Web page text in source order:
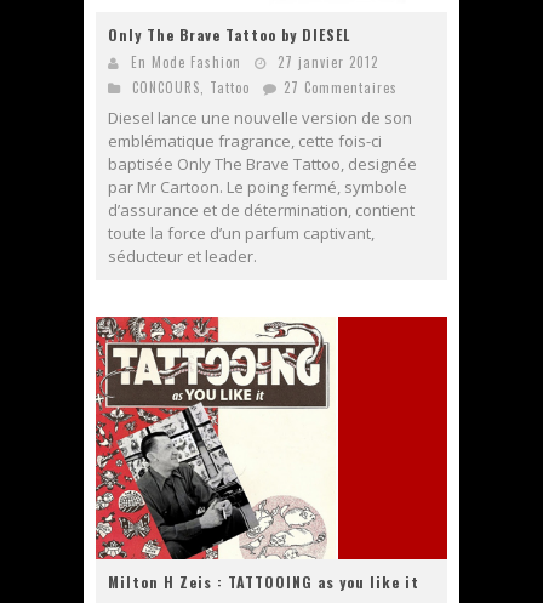
Only The Brave Tattoo by DIESEL
En Mode Fashion
27 janvier 2012
CONCOURS, Tattoo 27 Commentaires
Diesel lance une nouvelle version de son
emblématique fragrance, cette fois-ci
baptisée Only The Brave Tattoo, designée
par Mr Cartoon. Le poing fermé, symbole
d’assurance et de détermination, contient
toute la force d’un parfum captivant,
séducteur et leader.
Milton H Zeis : TATTOOING as you like it